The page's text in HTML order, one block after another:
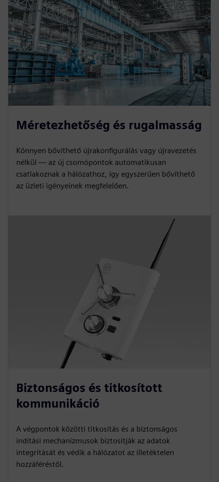
Méretezhetőség és rugalmasság
Könnyen bővíthető újrakonfigurálás vagy újravezetés
nélkül — az új csomópontok automatikusan
csatlakoznak a hálózathoz, így egyszerűen bővíthető
az üzleti igényeinek megfelelően.
Biztonságos és titkosított
kommunikáció
A végpontok közötti titkosítás és a biztonságos
indítási mechanizmusok biztosítják az adatok
integritását és védik a hálózatot az illetéktelen
hozzáféréstől.